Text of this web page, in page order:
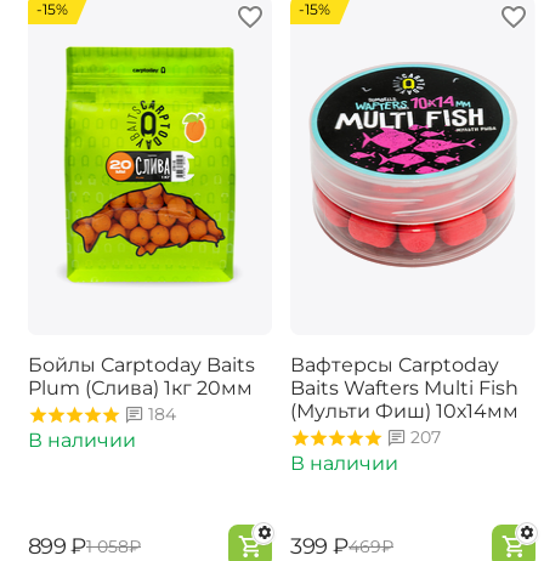
-15%
Бойлы Carptoday Baits
Plum (Слива) 1кг 20мм
184
В наличии
‍899‍ ₽‍1 058‍₽
-15%
Вафтерсы Carptoday
Baits Wafters Multi Fish
(Мульти Фиш) 10х14мм
207
В наличии
‍399‍ ₽‍469‍₽